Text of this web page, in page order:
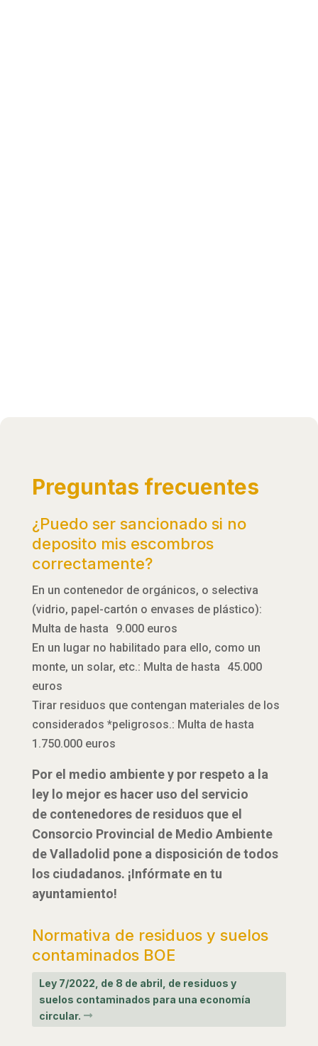
Preguntas frecuentes
¿Puedo ser sancionado si no
deposito mis escombros
correctamente?
En un contenedor de orgánicos, o selectiva
(vidrio, papel-cartón o envases de plástico):
Multa de hasta 9.000 euros
En un lugar no habilitado para ello, como un
monte, un solar, etc.: Multa de hasta 45.000
euros
Tirar residuos que contengan materiales de los
considerados *peligrosos.: Multa de hasta
1.750.000 euros
Por el medio ambiente y por respeto a la
ley lo mejor es hacer uso del servicio
de contenedores de residuos que el
Consorcio Provincial de Medio Ambiente
de Valladolid pone a disposición de todos
los ciudadanos. ¡Infórmate en tu
ayuntamiento!
Normativa de residuos y suelos
contaminados BOE
Ley 7/2022, de 8 de abril, de residuos y
suelos contaminados para una economía
circular.